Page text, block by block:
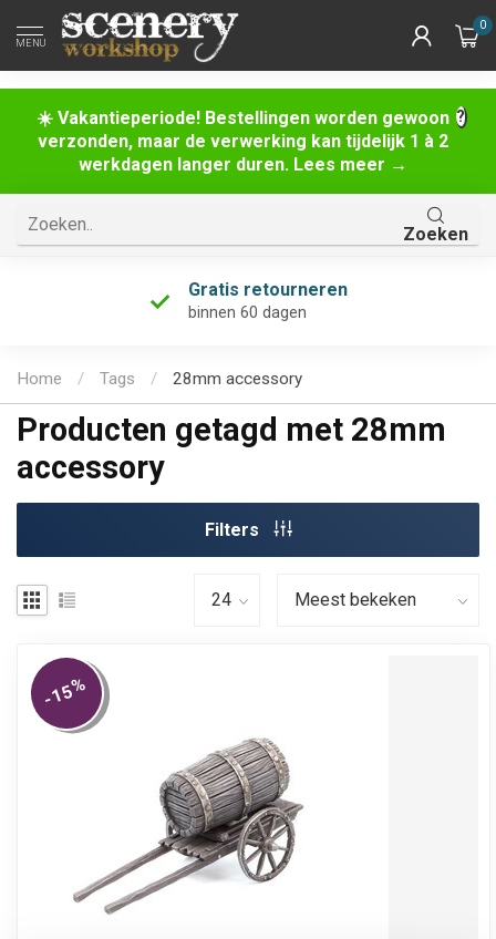
☀️ Vakantieperiode! Bestellingen worden gewoon
verzonden, maar de verwerking kan tijdelijk 1 à 2
werkdagen langer duren. Lees meer →
MENU
0
Zoeken
Gratis retourneren
binnen 60 dagen
Home / Tags / 28mm accessory
Producten getagd met 28mm
accessory
Filters
-15%